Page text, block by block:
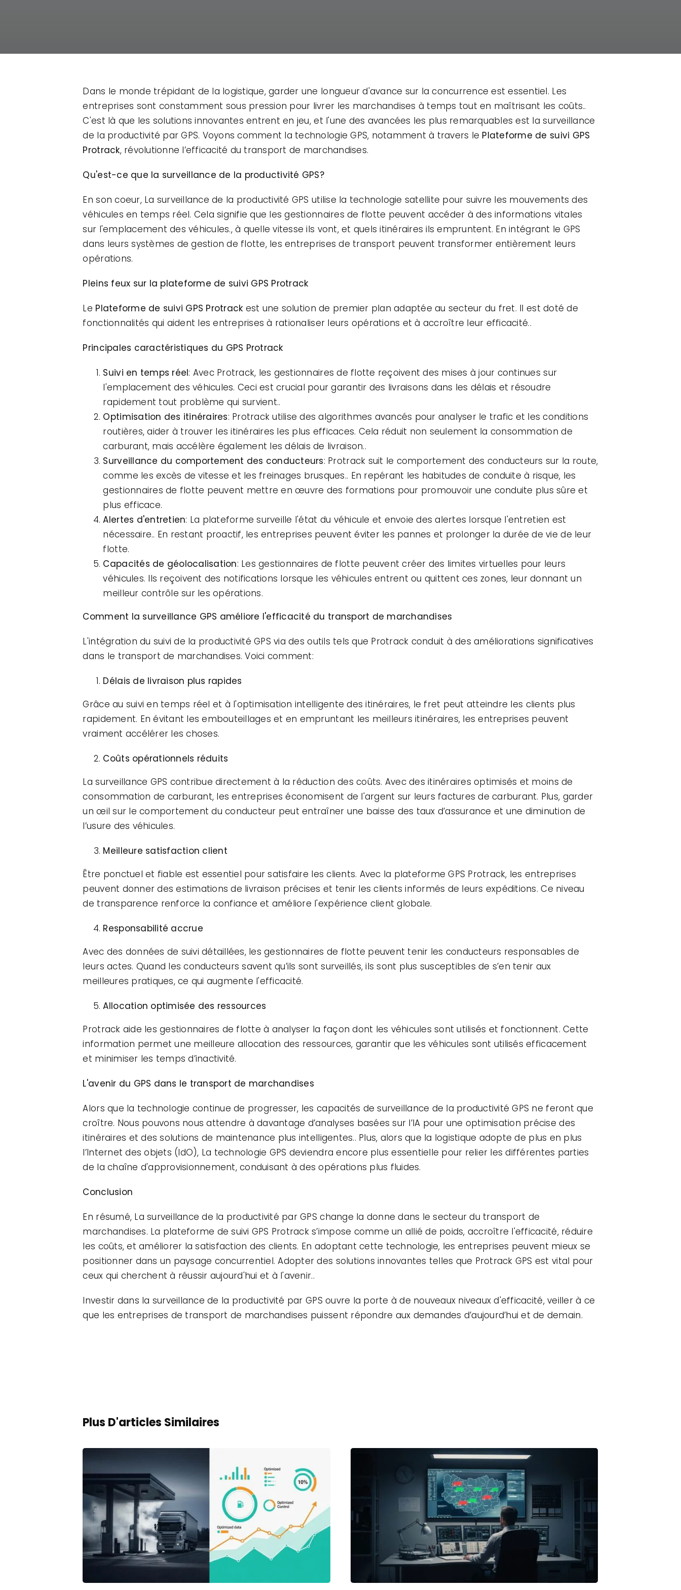
Dans le monde trépidant de la logistique, garder une longueur d'avance sur la concurrence est essentiel. Les
entreprises sont constamment sous pression pour livrer les marchandises à temps tout en maîtrisant les coûts..
C'est là que les solutions innovantes entrent en jeu, et l'une des avancées les plus remarquables est la surveillance
de la productivité par GPS. Voyons comment la technologie GPS, notamment à travers le Plateforme de suivi GPS
Protrack, révolutionne l’efficacité du transport de marchandises.
Qu'est-ce que la surveillance de la productivité GPS?
En son coeur, La surveillance de la productivité GPS utilise la technologie satellite pour suivre les mouvements des
véhicules en temps réel. Cela signifie que les gestionnaires de flotte peuvent accéder à des informations vitales
sur l'emplacement des véhicules., à quelle vitesse ils vont, et quels itinéraires ils empruntent. En intégrant le GPS
dans leurs systèmes de gestion de flotte, les entreprises de transport peuvent transformer entièrement leurs
opérations.
Pleins feux sur la plateforme de suivi GPS Protrack
Le Plateforme de suivi GPS Protrack est une solution de premier plan adaptée au secteur du fret. Il est doté de
fonctionnalités qui aident les entreprises à rationaliser leurs opérations et à accroître leur efficacité..
Principales caractéristiques du GPS Protrack
Suivi en temps réel: Avec Protrack, les gestionnaires de flotte reçoivent des mises à jour continues sur
l'emplacement des véhicules. Ceci est crucial pour garantir des livraisons dans les délais et résoudre
rapidement tout problème qui survient..
Optimisation des itinéraires: Protrack utilise des algorithmes avancés pour analyser le trafic et les conditions
routières, aider à trouver les itinéraires les plus efficaces. Cela réduit non seulement la consommation de
carburant, mais accélère également les délais de livraison..
Surveillance du comportement des conducteurs: Protrack suit le comportement des conducteurs sur la route,
comme les excès de vitesse et les freinages brusques.. En repérant les habitudes de conduite à risque, les
gestionnaires de flotte peuvent mettre en œuvre des formations pour promouvoir une conduite plus sûre et
plus efficace.
Alertes d'entretien: La plateforme surveille l'état du véhicule et envoie des alertes lorsque l'entretien est
nécessaire.. En restant proactif, les entreprises peuvent éviter les pannes et prolonger la durée de vie de leur
flotte.
Capacités de géolocalisation: Les gestionnaires de flotte peuvent créer des limites virtuelles pour leurs
véhicules. Ils reçoivent des notifications lorsque les véhicules entrent ou quittent ces zones, leur donnant un
meilleur contrôle sur les opérations.
Comment la surveillance GPS améliore l'efficacité du transport de marchandises
L'intégration du suivi de la productivité GPS via des outils tels que Protrack conduit à des améliorations significatives
dans le transport de marchandises. Voici comment:
Délais de livraison plus rapides
Grâce au suivi en temps réel et à l'optimisation intelligente des itinéraires, le fret peut atteindre les clients plus
rapidement. En évitant les embouteillages et en empruntant les meilleurs itinéraires, les entreprises peuvent
vraiment accélérer les choses.
Coûts opérationnels réduits
La surveillance GPS contribue directement à la réduction des coûts. Avec des itinéraires optimisés et moins de
consommation de carburant, les entreprises économisent de l'argent sur leurs factures de carburant. Plus, garder
un œil sur le comportement du conducteur peut entraîner une baisse des taux d’assurance et une diminution de
l’usure des véhicules.
Meilleure satisfaction client
Être ponctuel et fiable est essentiel pour satisfaire les clients. Avec la plateforme GPS Protrack, les entreprises
peuvent donner des estimations de livraison précises et tenir les clients informés de leurs expéditions. Ce niveau
de transparence renforce la confiance et améliore l'expérience client globale.
Responsabilité accrue
Avec des données de suivi détaillées, les gestionnaires de flotte peuvent tenir les conducteurs responsables de
leurs actes. Quand les conducteurs savent qu’ils sont surveillés, ils sont plus susceptibles de s’en tenir aux
meilleures pratiques, ce qui augmente l'efficacité.
Allocation optimisée des ressources
Protrack aide les gestionnaires de flotte à analyser la façon dont les véhicules sont utilisés et fonctionnent. Cette
information permet une meilleure allocation des ressources, garantir que les véhicules sont utilisés efficacement
et minimiser les temps d’inactivité.
L'avenir du GPS dans le transport de marchandises
Alors que la technologie continue de progresser, les capacités de surveillance de la productivité GPS ne feront que
croître. Nous pouvons nous attendre à davantage d’analyses basées sur l’IA pour une optimisation précise des
itinéraires et des solutions de maintenance plus intelligentes.. Plus, alors que la logistique adopte de plus en plus
l’Internet des objets (IdO), La technologie GPS deviendra encore plus essentielle pour relier les différentes parties
de la chaîne d'approvisionnement, conduisant à des opérations plus fluides.
Conclusion
En résumé, La surveillance de la productivité par GPS change la donne dans le secteur du transport de
marchandises. La plateforme de suivi GPS Protrack s’impose comme un allié de poids, accroître l'efficacité, réduire
les coûts, et améliorer la satisfaction des clients. En adoptant cette technologie, les entreprises peuvent mieux se
positionner dans un paysage concurrentiel. Adopter des solutions innovantes telles que Protrack GPS est vital pour
ceux qui cherchent à réussir aujourd'hui et à l'avenir..
Investir dans la surveillance de la productivité par GPS ouvre la porte à de nouveaux niveaux d'efficacité, veiller à ce
que les entreprises de transport de marchandises puissent répondre aux demandes d’aujourd’hui et de demain.
Plus D'articles Similaires